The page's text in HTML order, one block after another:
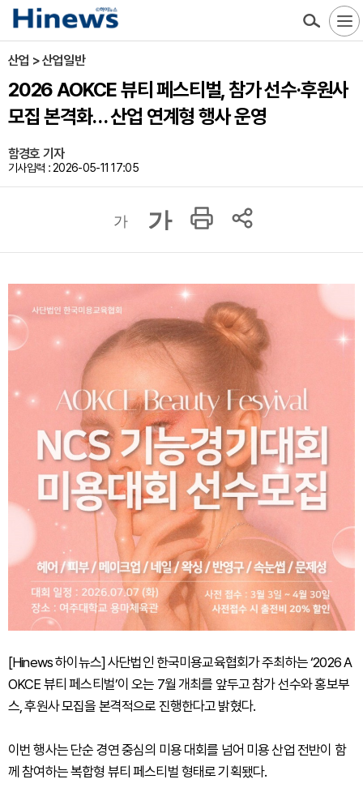
산업 > 산업일반
2026 AOKCE 뷰티 페스티벌, 참가 선수·후원사
모집 본격화… 산업 연계형 행사 운영
함경호 기자
기사입력 : 2026-05-11 17:05
가 가
[Hinews 하이뉴스] 사단법인 한국미용교육협회가 주최하는 ‘2026 A
OKCE 뷰티 페스티벌’이 오는 7월 개최를 앞두고 참가 선수와 홍보부
스, 후원사 모집을 본격적으로 진행한다고 밝혔다.
이번 행사는 단순 경연 중심의 미용 대회를 넘어 미용 산업 전반이 함
께 참여하는 복합형 뷰티 페스티벌 형태로 기획됐다.